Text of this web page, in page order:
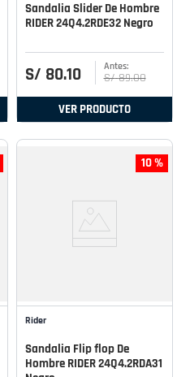
Sandalia Slider De Hombre
RIDER 24Q4.2RDE32 Negro
S/ 80.10 S/ 89.00
VER PRODUCTO
10 %
Rider
Sandalia Flip flop De
Hombre RIDER 24Q4.2RDA31